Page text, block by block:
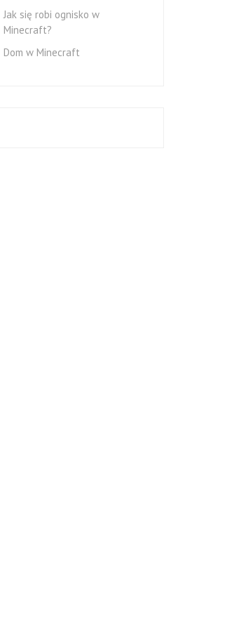
Jak się robi ognisko w
Minecraft?
Dom w Minecraft